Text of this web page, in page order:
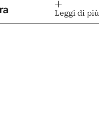
Leggi di più